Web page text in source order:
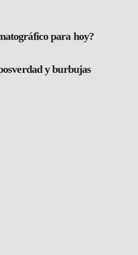
para hoy?
y burbujas